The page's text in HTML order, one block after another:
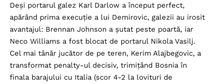
Deși portarul galez Karl Darlow a început perfect,
apărând prima execuție a lui Demirovic, galezii au irosit
avantajul: Brennan Johnson a șutat peste poartă, iar
Neco Williams a fost blocat de portarul Nikola Vasilj.
Cel mai tânăr jucător de pe teren, Kerim Alajbegovic, a
transformat penalty-ul decisiv, trimițând Bosnia în
finala barajului cu Italia (scor 4-2 la lovituri de